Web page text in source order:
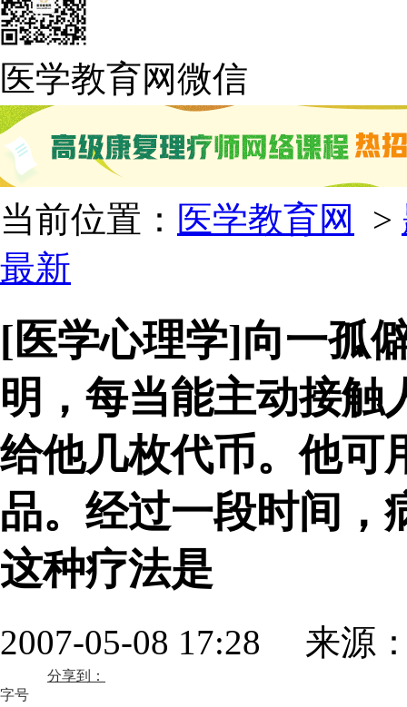
医学教育网微信
当前位置： 医学教育网 >
最新
[医学心理学]向一孤
明，每当能主动接触
给他几枚代币。他可
品。经过一段时间，
这种疗法是
2007-05-08 17:28 来源
字号
分享到：